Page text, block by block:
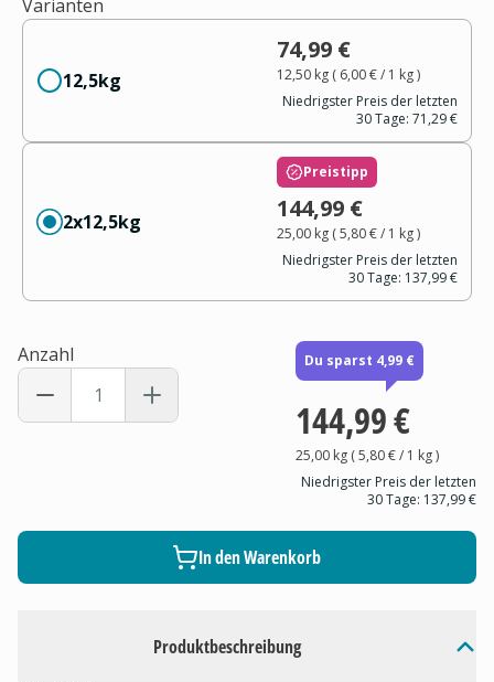
Produktbeschreibung
Varianten
12,5kg
74,99 €
12,50 kg( 6,00 €/ 1 kg)
Niedrigster Preis der letzten
30 Tage: 71,29 €
2x12,5kg
Preistipp
144,99 €
25,00 kg(5,80 €/ 1 kg)
Niedrigster Preis der letzten
30 Tage: 137,99 €
Anzahl Du sparst 4,99 €
144,99 €
25,00 kg(5,80 €/ 1 kg)
Niedrigster Preis der letzten
30 Tage: 137,99 €
In den Warenkorb